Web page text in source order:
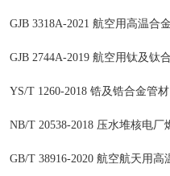
GJB 3318A-2021 航空用高温合
GJB 2744A-2019 航空用钛及钛
YS/T 1260-2018 锆及锆合金管
NB/T 20538-2018 压水堆核电
GB/T 38916-2020 航空航天用高